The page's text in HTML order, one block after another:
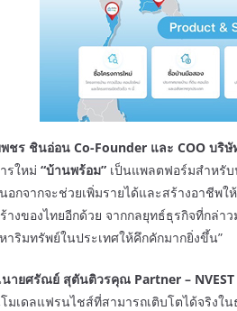
ชร ชินอ่อน Co-Founder และ COO บริษั
รใหม่ “บ้านพร้อม” เป็นแพลตฟอร์มสำหรั
อกจากจะช่วยเพิ่มรายได้และสร้างอาชีพใ
างของไทยอีกด้วย จากกลยุทธ์ธุรกิจที่กล่า
าริมทรัพย์ในประเทศให้คึกคักมากยิ่งขึ้น”
นายศรัณย์ สุตันติวรคุณ Partner –
มเดลแฟรนไชส์ที่สามารถเติบโตได้จริง